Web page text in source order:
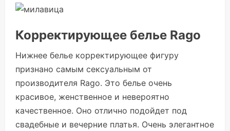
Корректирующее белье Rago
Нижнее белье корректирующее фигуру
признано самым сексуальным от
производителя Rago. Это белье очень
красивое, женственное и невероятно
качественное. Оно отлично подойдет под
свадебные и вечерние платья. Очень элегантное